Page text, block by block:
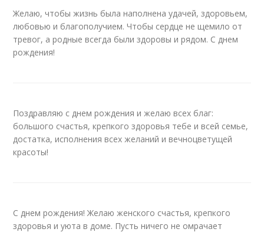
Желаю, чтобы жизнь была наполнена удачей, здоровьем,
любовью и благополучием. Чтобы сердце не щемило от
тревог, а родные всегда были здоровы и рядом. С днем
рождения!
Поздравляю с днем рождения и желаю всех благ:
большого счастья, крепкого здоровья тебе и всей семье,
достатка, исполнения всех желаний и вечноцветущей
красоты!
С днем рождения! Желаю женского счастья, крепкого
здоровья и уюта в доме. Пусть ничего не омрачает